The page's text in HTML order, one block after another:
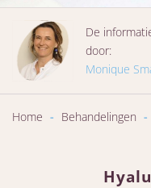
De
door:
Monique
Home - Behandelingen -